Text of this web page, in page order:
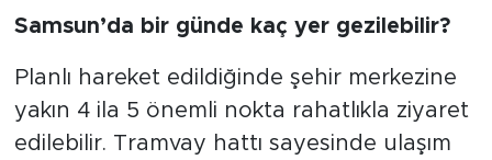
Samsun’da bir günde kaç yer gezilebilir?
Planlı hareket edildiğinde şehir merkezine
yakın 4 ila 5 önemli nokta rahatlıkla ziyaret
edilebilir. Tramvay hattı sayesinde ulaşım